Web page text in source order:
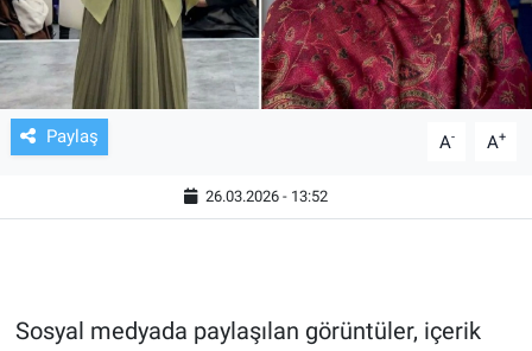
Paylaş A- A+
26.03.2026 - 13:52
Sosyal medyada paylaşılan görüntüler, içerik
SAĞLIK
GENEL
KÜLTÜR SANAT
EĞİTİM